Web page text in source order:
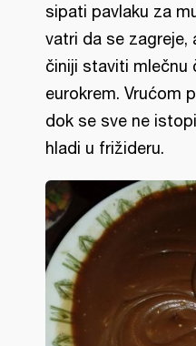
sipati pavlaku za
vatri da se zagreje,
činiji staviti mlečnu
eurokrem. Vrućom
dok se sve ne
hladi u frižideru.